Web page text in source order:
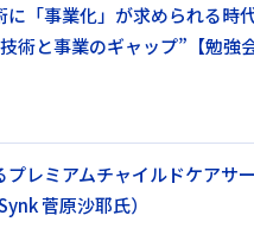
に「事業化」が求められる時
術と事業のギャップ”【勉強
プレミアムチャイルドケアサ
菅原沙耶氏）